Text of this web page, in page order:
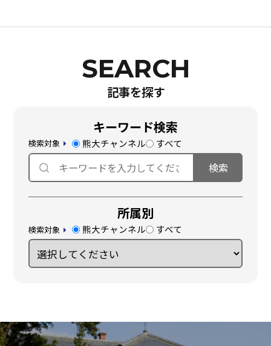
記事を探す
キーワード検索
検索対象 熊大チャンネル すべて
所属別
検索対象 熊大チャンネル すべて